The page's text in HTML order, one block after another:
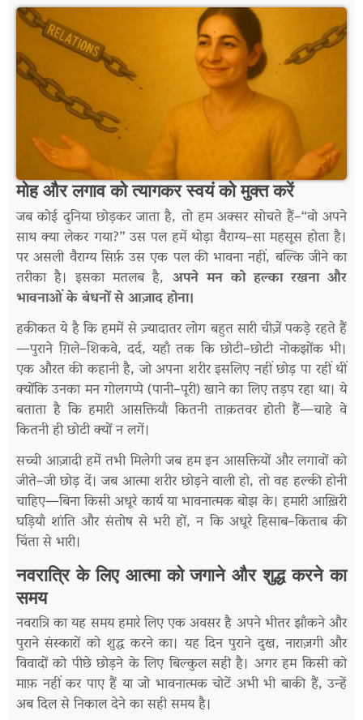
मोहऔरलगावकोत्यागकरस्वयंकोमुक्तकरें
जबकोईदुनियाछोड़करजाताहै,तोहमअक्सरसोचतेहैं–“वोअपने
साथक्यालेकरगया?”उसपलहमें थोड़ावैराग्य–सामहसूसहोताहै।
परअसलीवैराग्यसिर्फ़उसएक पलकीभावनानहीं,बल्किजीनेका
तरीका है। इसका मतलब है, अपने मन को हल्का रखना और
भावनाओंकेबंधनोंसेआज़ादहोना।
हकीकतयेहैकिहममेंसेज़्यादातरलोगबहुतसारीचीज़ेंपकड़ेरहतेहैं
—पुराने ग़िले–शिकवे,दर्द,यहाँ तक कि छोटी–छोटी नोकझोंक भी।
एकऔरतकीकहानीहै,जोअपना शरीरइसलिएनहींछोड़पारहीं थीं
क्योंकिउनकामनगोलगप्पे(पानी–पूरी)खानेकालिएतड़परहा था। ये
बताता है कि हमारी आसक्तियाँ कितनी ताक़तवर होती हैं—चाहे वे
कितनीहीछोटीक्योंनलगें।
सच्चीआज़ादीहमेंतभीमिलेगीजबहमइनआसक्तियोंऔरलगावोंको
जीते–जीछोड़दें। जबआत्माशरीरछोड़नेवालीहो,तोवहहल्कीहोनी
चाहिए—बिनाकिसीअधूरेकार्ययाभावनात्मकबोझके। हमारीआख़िरी
घड़ियाँ शांति और संतोष से भरी हों,न कि अधूरे हिसाब–किताब की
चिंतासेभारी।
नवरात्रि के लिए आत्मा को जगाने और शुद्ध करने का
समय
नवरात्रिकायहसमयहमारेलिएएकअवसरहैअपनेभीतरझाँकनेऔर
पुराने संस्कारों को शुद्ध करने का। यह दिन पुराने दुख,नाराज़गी और
विवादों को पीछे छोड़ने के लिए बिल्कुल सही है। अगर हम किसी को
माफ़ नहीं कर पाए हैं या जो भावनात्मक चोटें अभी भी बाकी हैं,उन्हें
अबदिलसेनिकालदेनेकासहीसमयहै।